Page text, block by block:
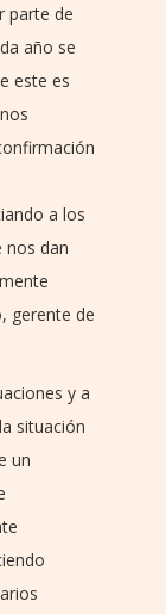
parte de
año se
este es
a los
nos dan
gerente de
y a
situación
un